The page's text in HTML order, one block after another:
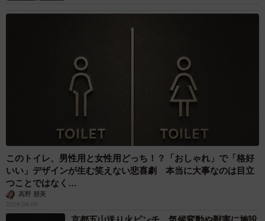
このトイレ、男性用と女性用どっち！？「おしゃれ」で「格好
いい」デザインが生む笑えない悲喜劇 本当に大事なのは目立
つことではなく…
高野 朋美
2026.08.09